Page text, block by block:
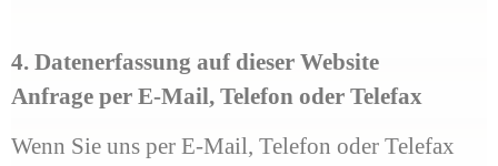
4. Datenerfassung auf dieser Website
Anfrage per E-Mail, Telefon oder Telefax
Wenn Sie uns per E-Mail, Telefon oder Telefax